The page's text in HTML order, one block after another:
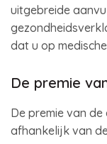
uitgebreide
dat u op
De premie
De premie van
afhankelijk van